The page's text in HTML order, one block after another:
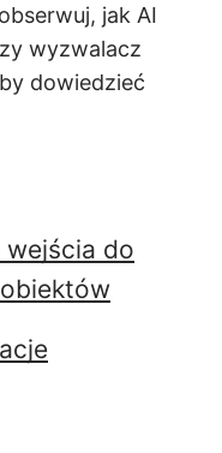
jak AI
wyzwalacz
dowiedzieć
wejścia do